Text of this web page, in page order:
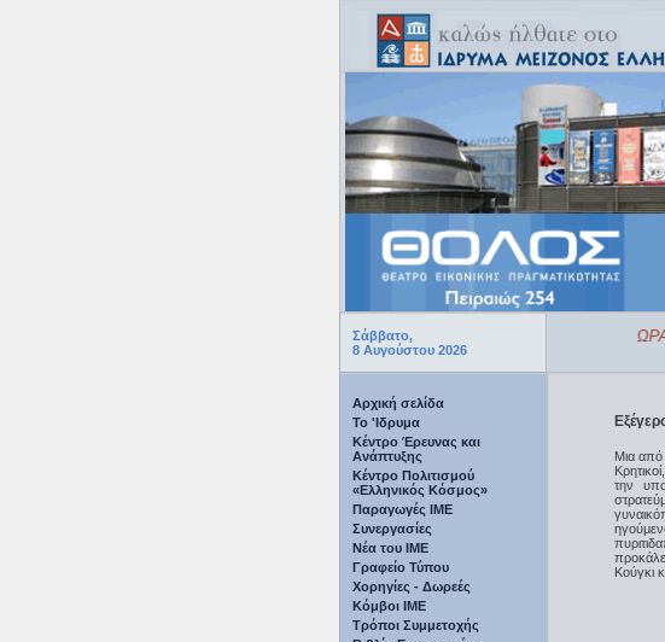
Σάββατο,
8 Αυγούστου 2026
Αρχική σελίδα
Το 'Ιδρυμα
Κέντρο Έρευνας και
Ανάπτυξης
Κέντρο Πολιτισμού
«Ελληνικός Κόσμος»
Παραγωγές IME
Συνεργασίες
Νέα του ΙΜΕ
Γραφείο Τύπου
Χορηγίες - Δωρεές
Κόμβοι ΙΜΕ
Τρόποι Συμμετοχής
Μια από
την
Kούγκι